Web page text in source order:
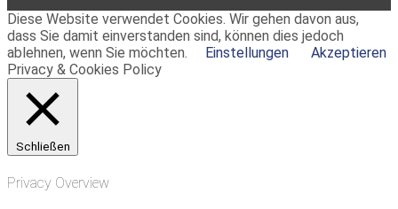
Diese Website verwendet Cookies. Wir gehen davon aus,
dass Sie damit einverstanden sind, können dies jedoch
ablehnen, wenn Sie möchten.
Einstellungen
Akzeptieren
Privacy & Cookies Policy
Schließen
Privacy Overview